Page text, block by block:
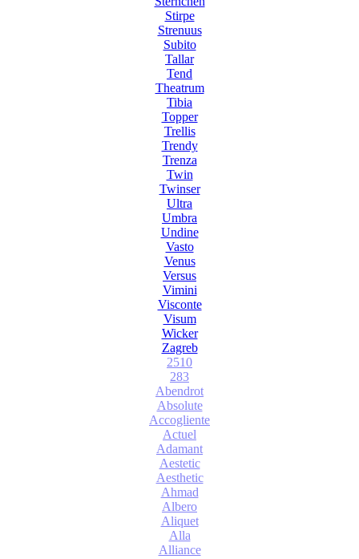
Stirpe
Strenuus
Subito
Tallar
Tend
Theatrum
Tibia
Topper
Trellis
Trendy
Trenza
Twin
Twinser
Ultra
Umbra
Undine
Vasto
Venus
Versus
Vimini
Visconte
Visum
Wicker
Zagreb
2510
283
Abendrot
Absolute
Accogliente
Actuel
Adamant
Aestetic
Aesthetic
Ahmad
Albero
Aliquet
Alla
Alliance